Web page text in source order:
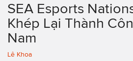
SEA Esports
Khép Lại Thành
Nam
Lê Khoa